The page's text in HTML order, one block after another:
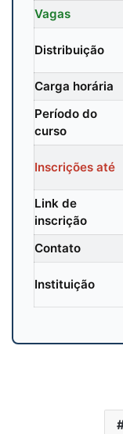
Vagas
Distribuição
Carga horária
Período do
curso
Inscrições até
Link de
inscrição
Contato
Instituição